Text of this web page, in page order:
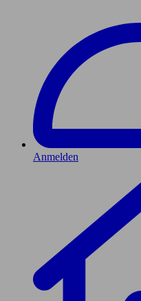
Anmelden